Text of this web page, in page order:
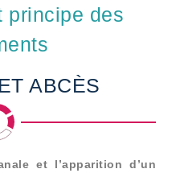
principe des
ABCÈS
et l’apparition d’un